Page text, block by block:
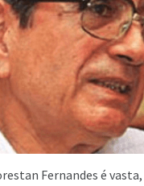
Fernandes é